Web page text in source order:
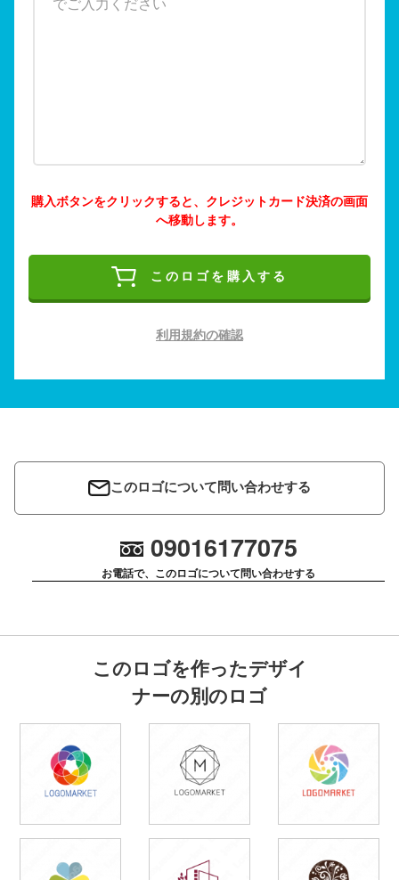
購入ボタンをクリックすると、クレジットカード決済の画面
へ移動します。
このロゴを購入する
利用規約の確認
このロゴについて問い合わせする
09016177075
お電話で、このロゴについて問い合わせする
このロゴを作ったデザイ
ナーの別のロゴ